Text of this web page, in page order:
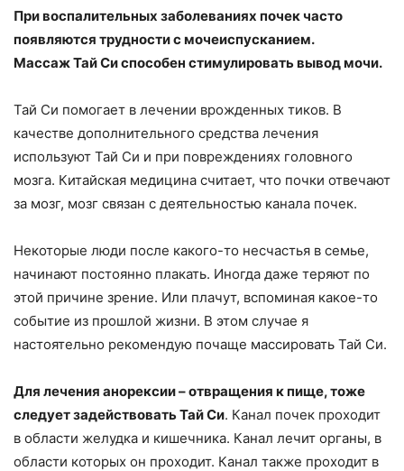
При воспалительных заболеваниях почек часто
появляются трудности с мочеиспусканием.
Массаж Тай Си способен стимулировать вывод мочи.
Тай Си помогает в лечении врожденных тиков. В
качестве дополнительного средства лечения
используют Тай Си и при повреждениях головного
мозга. Китайская медицина считает, что почки отвечают
за мозг, мозг связан с деятельностью канала почек.
Некоторые люди после какого-то несчастья в семье,
начинают постоянно плакать. Иногда даже теряют по
этой причине зрение. Или плачут, вспоминая какое-то
событие из прошлой жизни. В этом случае я
настоятельно рекомендую почаще массировать Тай Си.
Для лечения анорексии – отвращения к пище, тоже
следует задействовать Тай Си. Канал почек проходит
в области желудка и кишечника. Канал лечит органы, в
области которых он проходит. Канал также проходит в